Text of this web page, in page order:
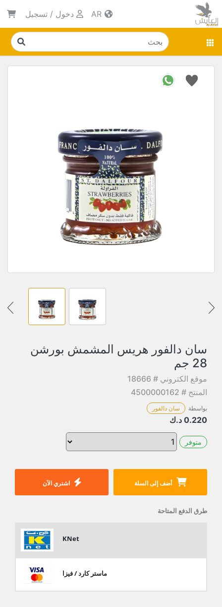
دخول / تسجيل
سان دالفور هريس المشمش بورشن
28 جم
موقع الكتروني # 18666
المنتج # 4500000162
بواسطة سان دالفور
0.220 د.ك
متوفر
أضف إلى السلة اشتري الآن
طرق الدفع المتاحة
KNet
ماستر كارد / فيزا